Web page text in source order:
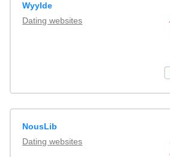
Wyylde
Dating websites
NousLib
Dating websites